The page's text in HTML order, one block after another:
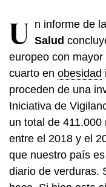
U n informe de la
Salud
europeo con
cuarto en obesidad
proceden de una
Iniciativa de
un total de
entre el 2018 y el
que nuestro país
diario de verduras.